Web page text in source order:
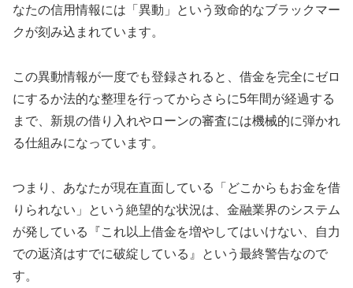
なたの信用情報には「異動」という致命的なブラックマー
クが刻み込まれています。
この異動情報が一度でも登録されると、借金を完全にゼロ
にするか法的な整理を行ってからさらに5年間が経過する
まで、新規の借り入れやローンの審査には機械的に弾かれ
る仕組みになっています。
つまり、あなたが現在直面している「どこからもお金を借
りられない」という絶望的な状況は、金融業界のシステム
が発している『これ以上借金を増やしてはいけない、自力
での返済はすでに破綻している』という最終警告なので
す。